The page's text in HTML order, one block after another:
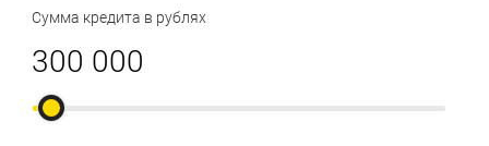
Сумма кредита в рублях